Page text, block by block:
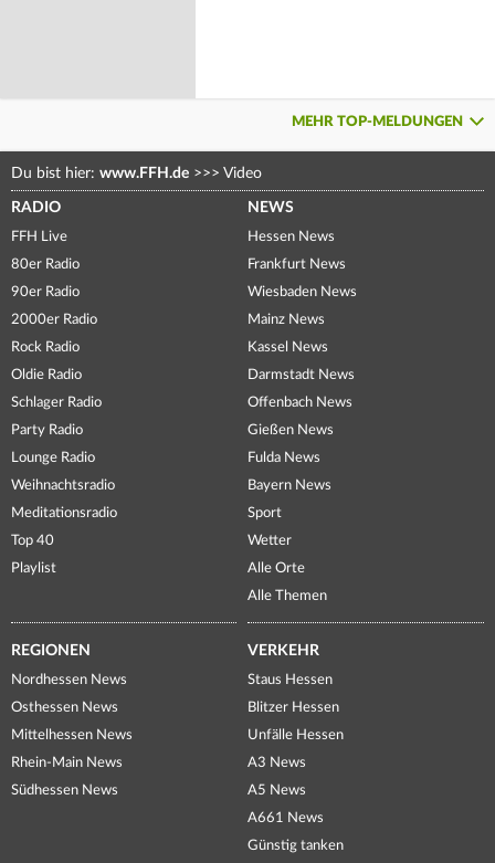
MEHR TOP-MELDUNGEN
Du bist hier: www.FFH.de >>> Video
RADIO
FFH Live
80er Radio
90er Radio
2000er Radio
Rock Radio
Oldie Radio
Schlager Radio
Party Radio
Lounge Radio
Weihnachtsradio
Meditationsradio
Top 40
Playlist
NEWS
Hessen News
Frankfurt News
Wiesbaden News
Mainz News
Kassel News
Darmstadt News
Offenbach News
Gießen News
Fulda News
Bayern News
Sport
Wetter
Alle Orte
Alle Themen
REGIONEN
Nordhessen News
Osthessen News
Mittelhessen News
Rhein-Main News
Südhessen News
VERKEHR
Staus Hessen
Blitzer Hessen
Unfälle Hessen
A3 News
A5 News
A661 News
Günstig tanken